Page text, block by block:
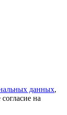
данных,
на